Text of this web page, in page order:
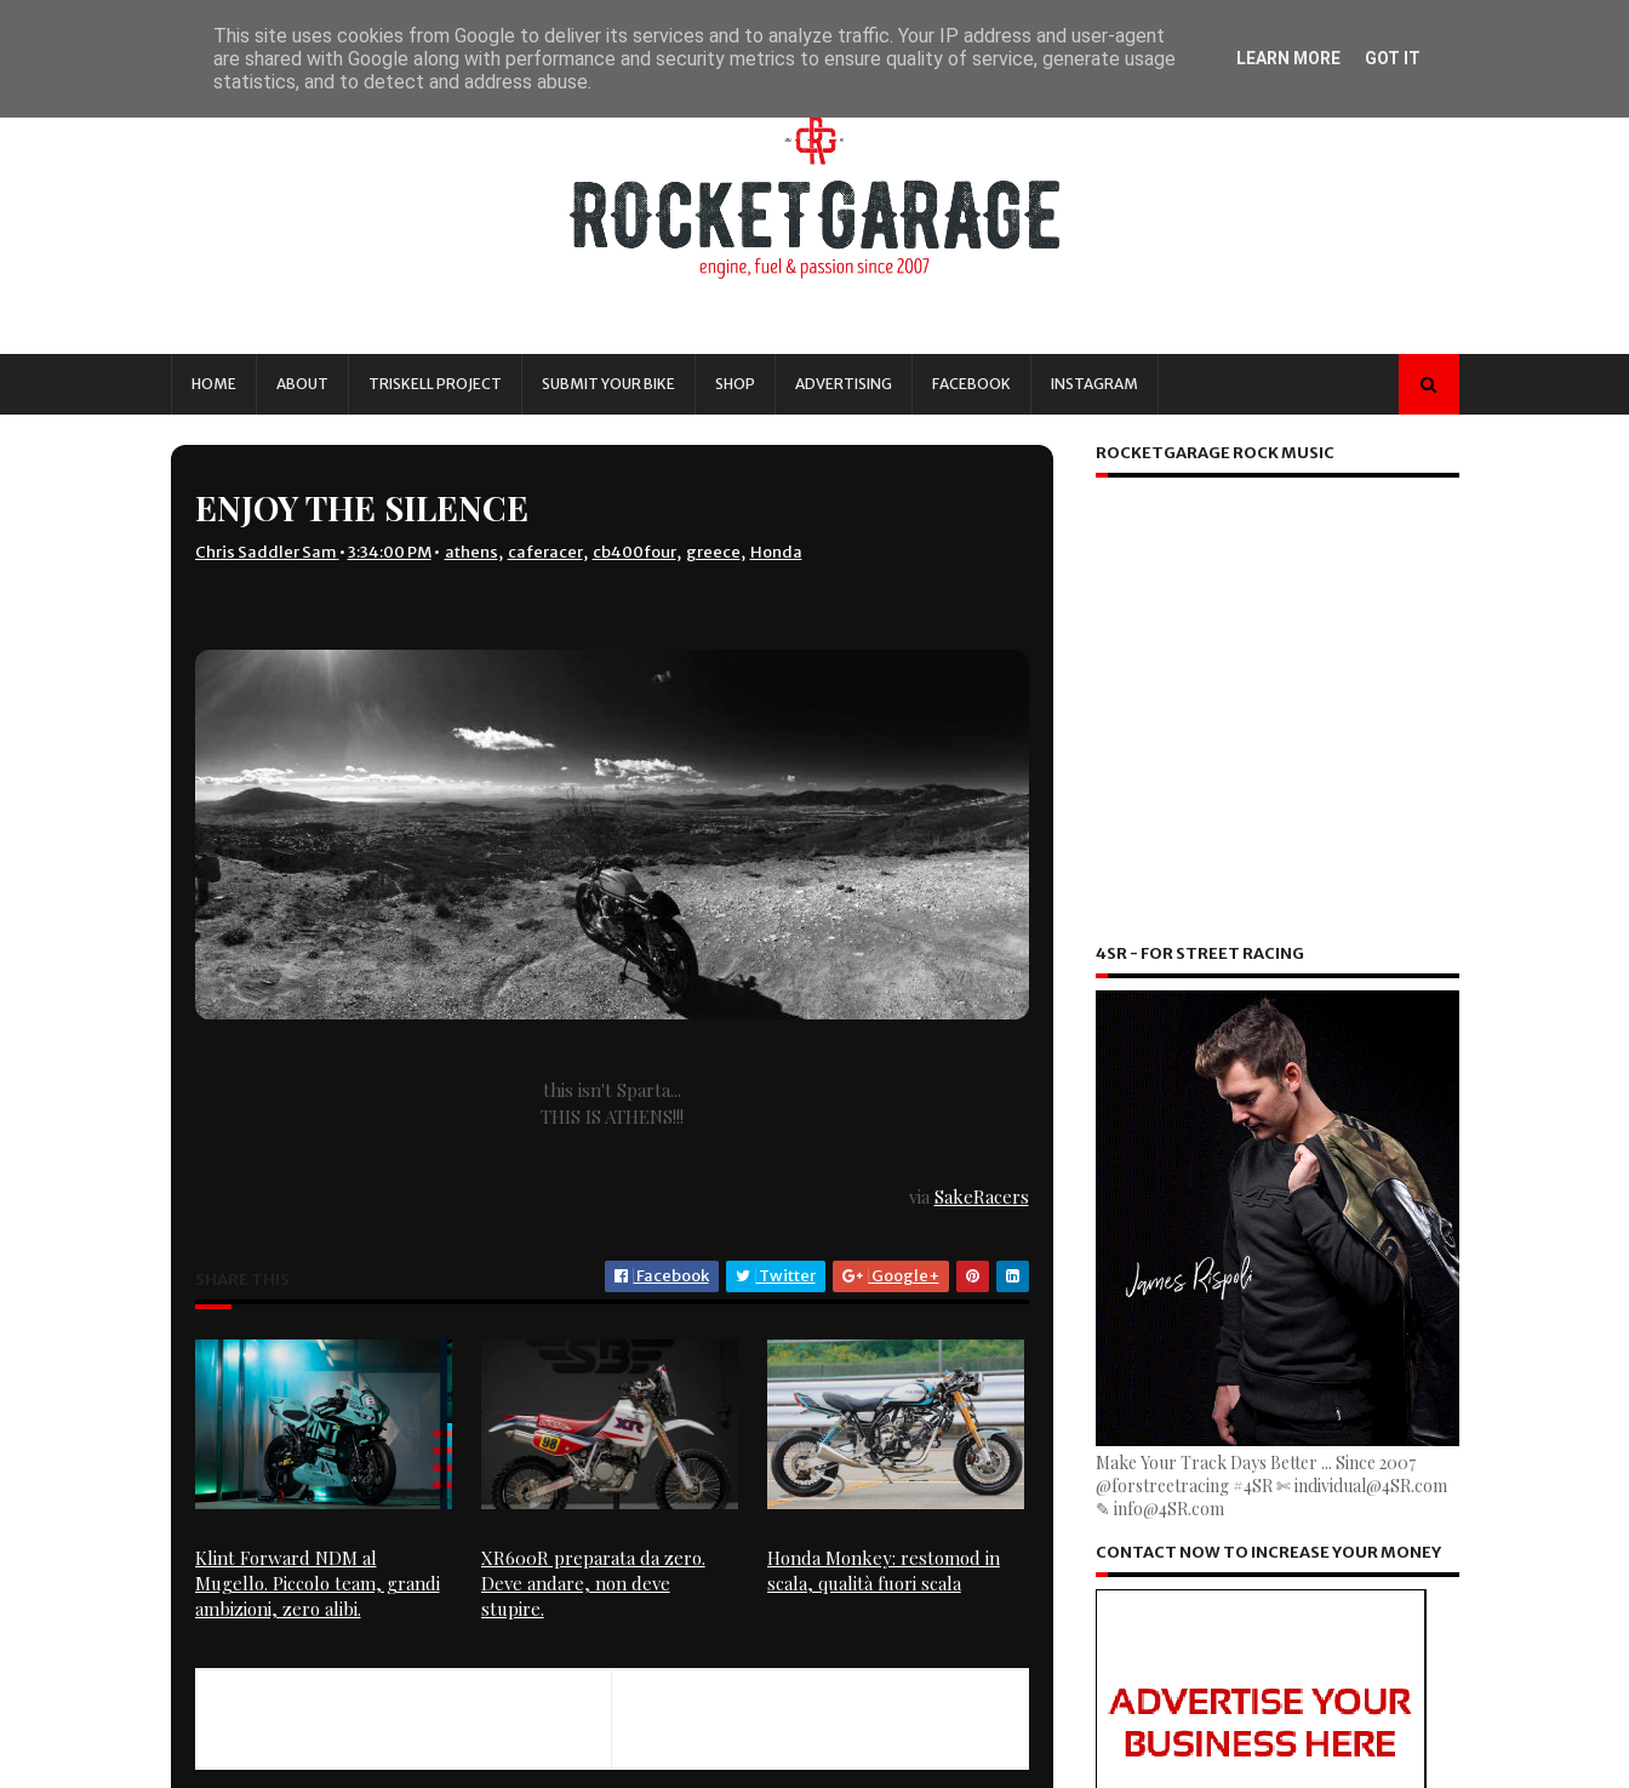
HOME ABOUT TRISKELL PROJECT SUBMIT YOUR BIKE SHOP ADVERTISING FACEBOOK INSTAGRAM
ENJOY THE SILENCE
Chris Saddler Sam •3:34:00 PM • athens, caferacer, cb400four, greece, Honda
this isn't Sparta...
THIS IS ATHENS!!!
via SakeRacers
Facebook Twitter Google+
Klint Forward NDM al
Mugello. Piccolo team, grandi
ambizioni, zero alibi.
XR600R preparata da zero.
Deve andare, non deve
stupire.
Honda Monkey: restomod in
scala, qualità fuori scala
ROCKETGARAGE ROCK MUSIC
4SR - FOR STREET RACING
Make Your Track Days Better ... Since 2007
@forstreetracing #4SR ✄ individual@4SR.com
✎ info@4SR.com
CONTACT NOW TO INCREASE YOUR MONEY
This site uses cookies from Google to deliver its services and to analyze traffic. Your IP address and user-agent
are shared with Google along with performance and security metrics to ensure quality of service, generate usage
statistics, and to detect and address abuse.
LEARN MORE GOT IT